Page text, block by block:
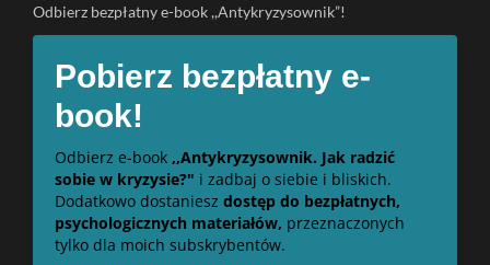
Odbierz bezpłatny e-book ,,Antykryzysownik”!
Pobierz bezpłatny e-
book!
Odbierz e-book ,,Antykryzysownik. Jak radzić
sobie w kryzysie?" i zadbaj o siebie i bliskich.
Dodatkowo dostaniesz dostęp do bezpłatnych,
psychologicznych materiałów, przeznaczonych
tylko dla moich subskrybentów.